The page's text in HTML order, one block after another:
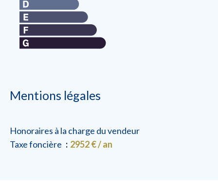
Mentions légales
Honoraires à la charge du vendeur
Taxe foncière
2952 € / an